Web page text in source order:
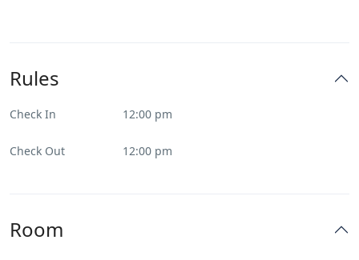
Rules
Check In 12:00 pm
Check Out 12:00 pm
Room